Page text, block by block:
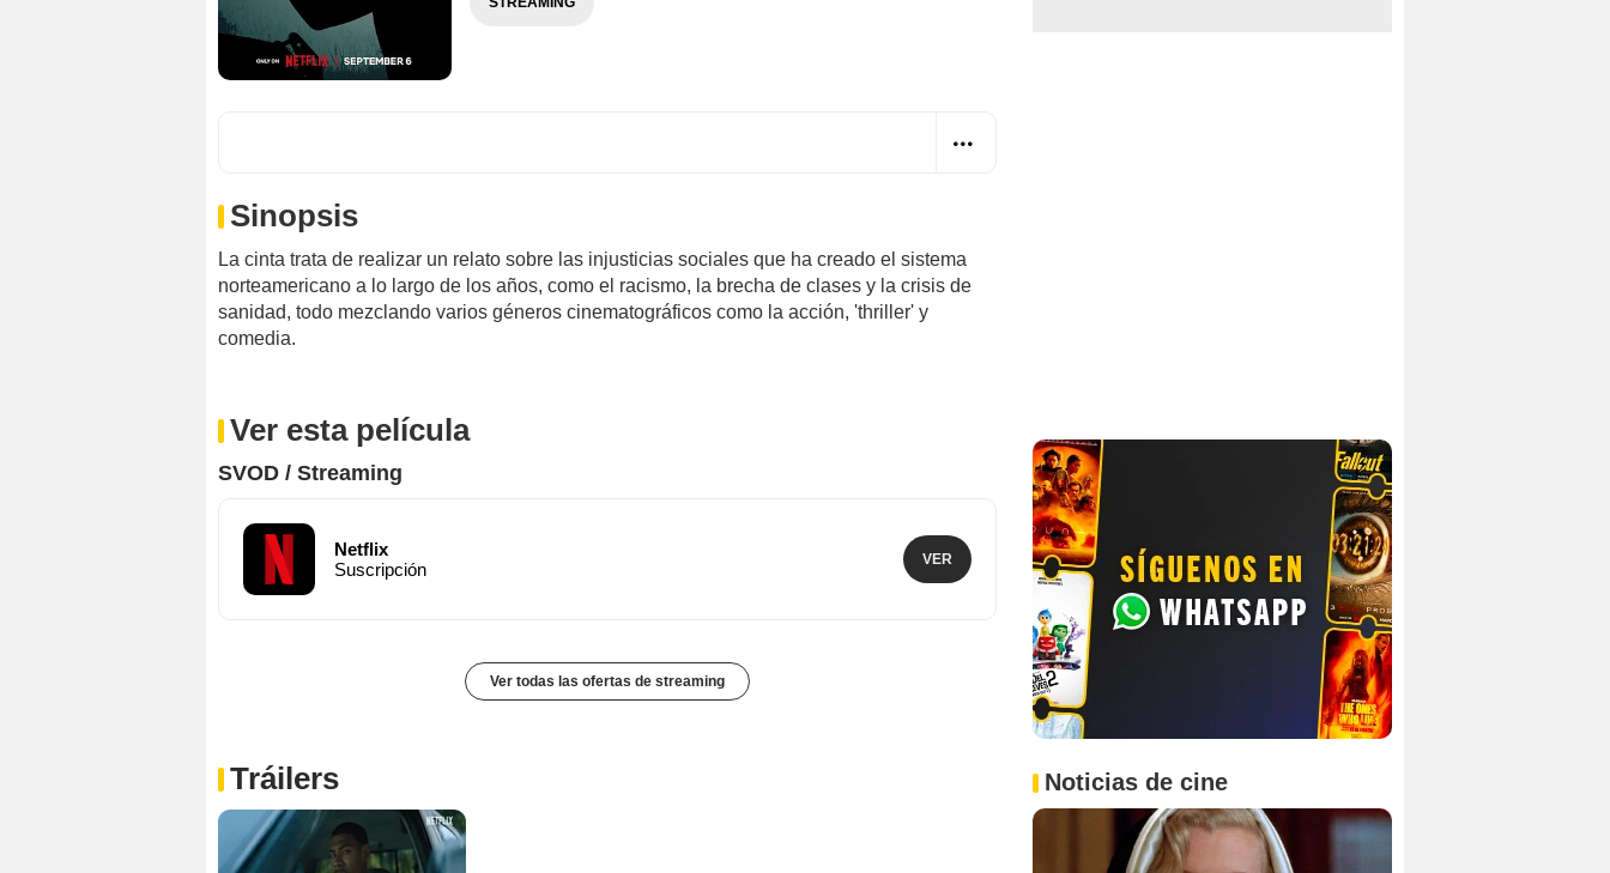
Sinopsis
La cinta trata de realizar un relato sobre las injusticias sociales que ha creado el sistema
norteamericano a lo largo de los años, como el racismo, la brecha de clases y la crisis de
sanidad, todo mezclando varios géneros cinematográficos como la acción, 'thriller' y
comedia.
Ver esta película
SVOD / Streaming
Netflix
Suscripción
VER
Ver todas las ofertas de streaming
Tráilers Noticias de cine